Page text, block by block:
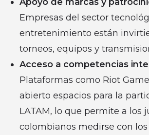
Empresas del sector
entretenimiento están
torneos, equipos y
Acceso a competencias
Plataformas como Riot
abierto espacios para la
LATAM, lo que permite a los
colombianos medirse con